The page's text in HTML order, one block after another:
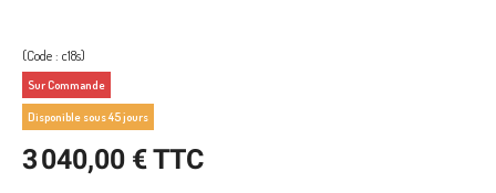
(Code : c18s)
Sur Commande
Disponible sous 45 jours
3 040,00 € TTC